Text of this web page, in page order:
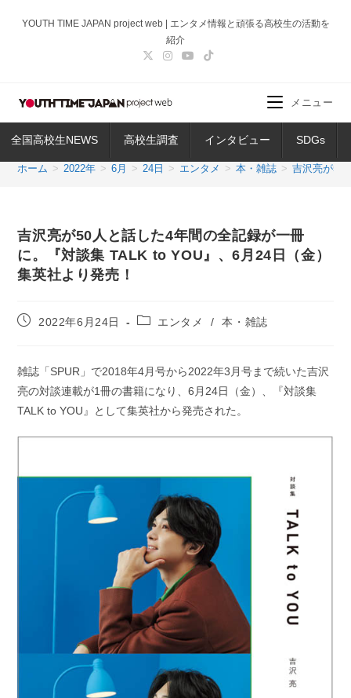
ス
ッ
YOUTH TIME JAPAN project web | エンタメ情報と頑張る高校生の活動を
紹介
全国高校生NEWS 高校生調査 インタビュー SDGs
メニュー
ホーム > 2022年 > 6月 > 24日 > エンタメ > 本・雑誌 > 吉沢亮が50
吉沢亮が50人と話した4年間の全記録が一冊
に。『対談集 TALK to YOU』、6月24日（金）
集英社より発売！
投
開
日:
2022年6月24日
投
テ
ゴ
リ
ー:
エンタメ / 本・雑誌
雑誌「SPUR」で2018年4月号から2022年3月号まで続いた吉沢
亮の対談連載が1冊の書籍になり、6月24日（金）、『対談集
TALK to YOU』として集英社から発売された。